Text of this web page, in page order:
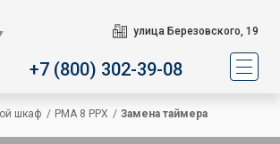
улица Березовского, 19
+7 (800) 302-39-08
шкаф / PMA 8 PPX / Замена таймера